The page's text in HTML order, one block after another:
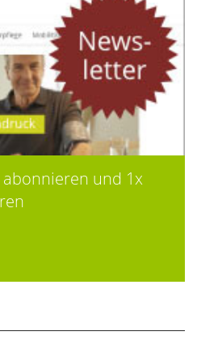
und 1x